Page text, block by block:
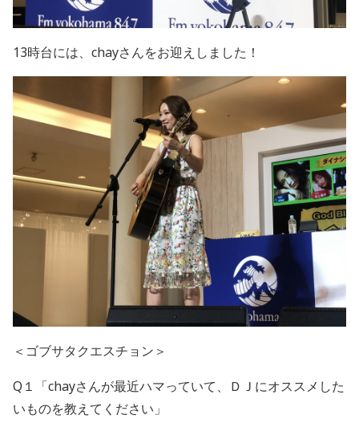
13時台には、chayさんをお迎えしました！
＜ゴブサタクエスチョン＞
Q１「chayさんが最近ハマっていて、ＤＪにオススメした
いものを教えてください」